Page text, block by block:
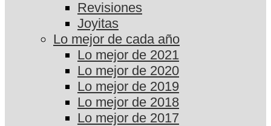
Revisiones
Joyitas
Lo mejor de cada año
Lo mejor de 2021
Lo mejor de 2020
Lo mejor de 2019
Lo mejor de 2018
Lo mejor de 2017